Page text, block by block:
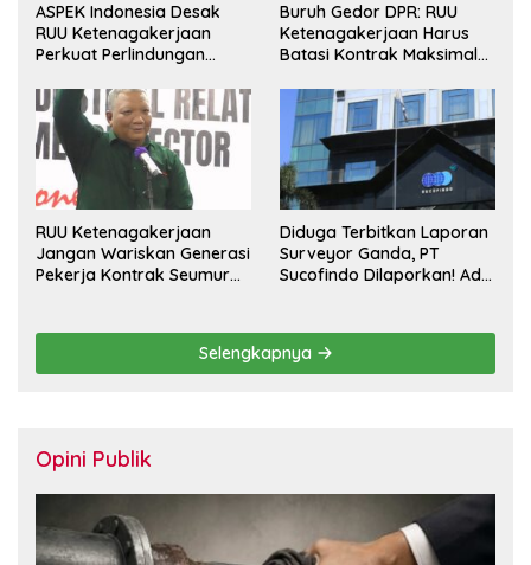
ASPEK Indonesia Desak
RUU Ketenagakerjaan
Perkuat Perlindungan
Pesangon
Buruh Gedor DPR: RUU
Ketenagakerjaan Harus
Batasi Kontrak Maksimal
Berbasis KHL
RUU Ketenagakerjaan
Jangan Wariskan Generasi
Pekerja Kontrak Seumur
Diduga Terbitkan Laporan
Surveyor Ganda, PT
Sucofindo Dilaporkan! Ada
Selengkapnya
Opini Publik